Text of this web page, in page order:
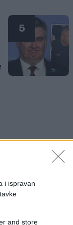
i ispravan
and store
5